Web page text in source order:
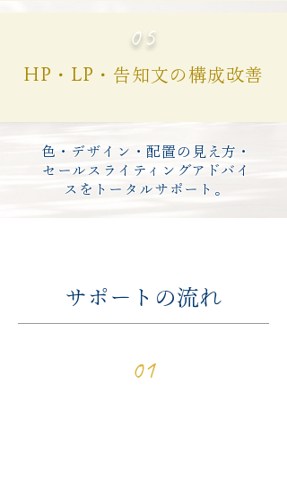
05
HP・LP・告知文の構成改善
色・デザイン・配置の見え方・
セールスライティングアドバイ
スをトータルサポート。
サポートの流れ
01